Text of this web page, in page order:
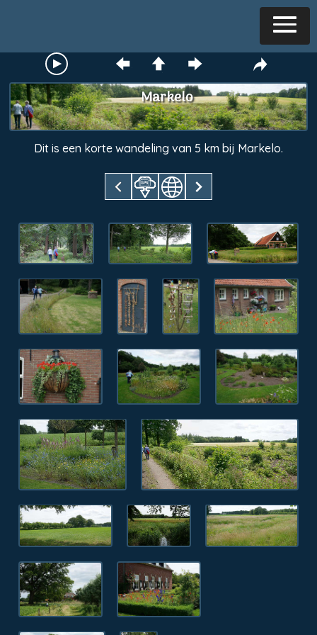
Markelo
Dit is een korte wandeling van 5 km bij Markelo.